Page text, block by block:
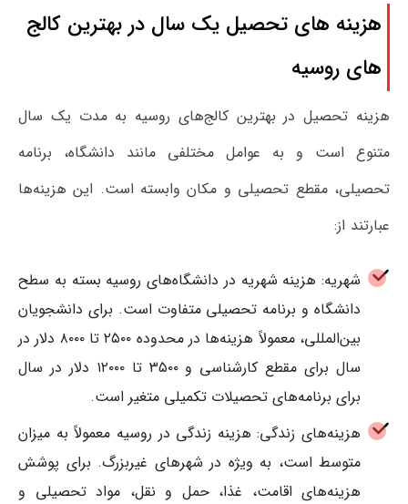
هزینه ‌های تحصیل یک سال در بهترین کالج
‌های روسیه
هزینه تحصیل در بهترین کالج‌های روسیه به مدت یک سال
متنوع است و به عوامل مختلفی مانند دانشگاه، برنامه
تحصیلی، مقطع تحصیلی و مکان وابسته است. این هزینه‌ها
عبارتند از:
شهریه: هزینه شهریه در دانشگاه‌های روسیه بسته به سطح
دانشگاه و برنامه تحصیلی متفاوت است. برای دانشجویان
بین‌المللی، معمولاً هزینه‌ها در محدوده ۲۵۰۰ تا ۸۰۰۰ دلار در
سال برای مقطع کارشناسی و ۳۵۰۰ تا ۱۲۰۰۰ دلار در سال
برای برنامه‌های تحصیلات تکمیلی متغیر است.
هزینه‌های زندگی: هزینه زندگی در روسیه معمولاً به میزان
متوسط است، به ویژه در شهرهای غیربزرگ. برای پوشش
هزینه‌های اقامت، غذا، حمل و نقل، مواد تحصیلی و